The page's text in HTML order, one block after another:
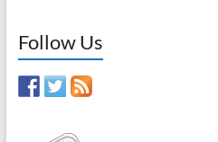
Follow Us